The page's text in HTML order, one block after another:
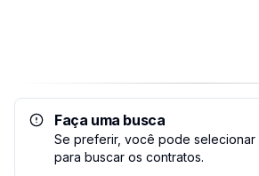
Faça uma busca
Se preferir, você pode selecionar
para buscar os contratos.